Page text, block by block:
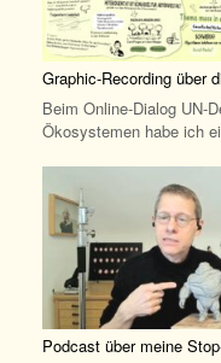
Graphic-Recording über
Beim Online-Dialog UN-
Ökosystemen habe ich
Podcast über meine